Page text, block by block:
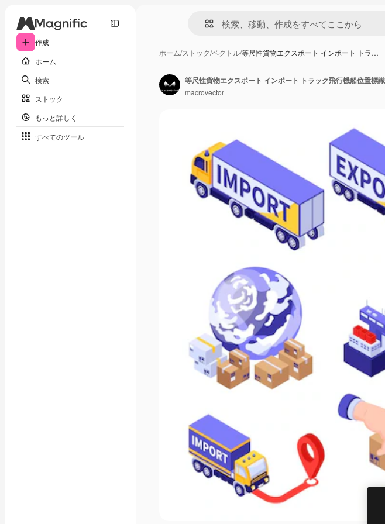
作成
ホーム
検索
ストック
もっと詳しく
すべてのツール
ホーム/ストック/ベクトル/等尺性貨物エクスポート インポート トラ…
macrovector